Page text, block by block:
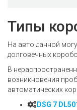
Типы
На авто данной
долговечных
В
возникновения
автоматических
DSG 7